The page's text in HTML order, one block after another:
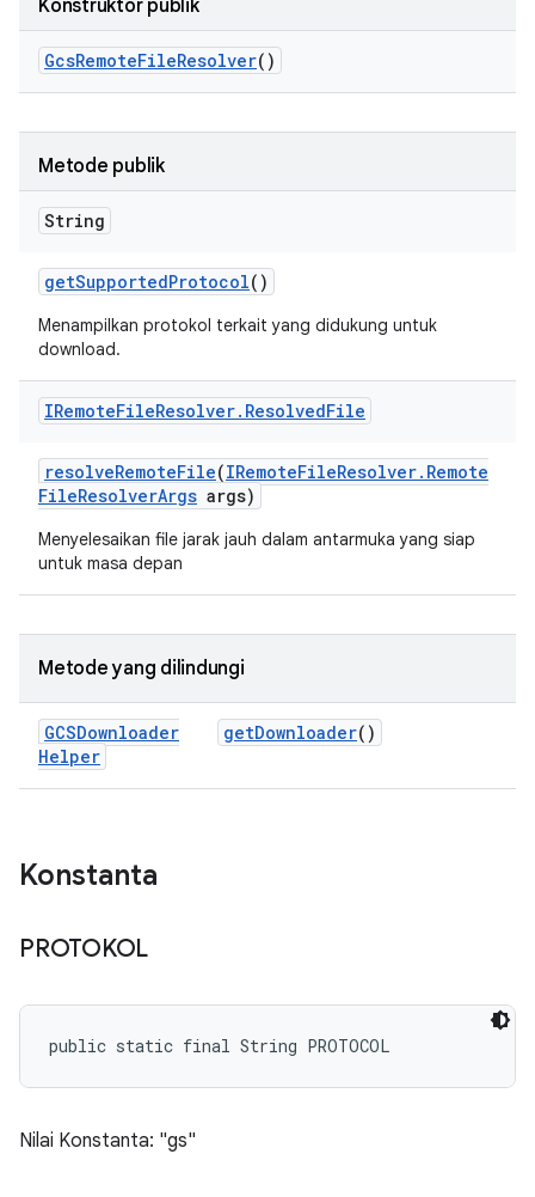
Konstruktor publik
GcsRemoteFileResolver()
Metode publik
String
getSupportedProtocol()
Menampilkan protokol terkait yang didukung untuk
download.
IRemoteFileResolver. ResolvedFile
resolveRemoteFile(IRemoteFileResolver. Remote
FileResolverArgs args)
Menyelesaikan file jarak jauh dalam antarmuka yang siap
untuk masa depan
Metode yang dilindungi
GCSDownloader
Helper
getDownloader()
Konstanta
PROTOKOL
public static final String PROTOCOL
Nilai Konstanta: "gs"